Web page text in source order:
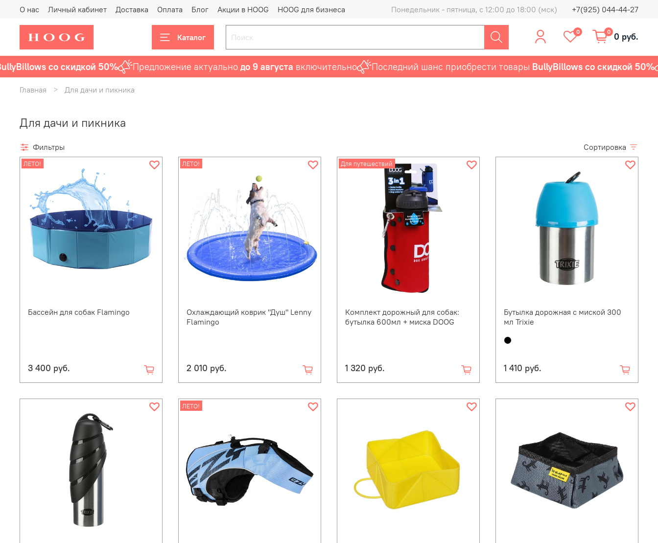
О нас Личный кабинет Доставка Оплата Блог Акции в HOOG HOOG для бизнеса Понедельник - пятница, с 12:00 до 18:00 (мск) +7(925) 044-44-27
Каталог
0 0 0 руб.
со скидкой 50% Предложение актуальнодо 9 августавключительно Последний шанс приобрести товарыBullyBillows со скидкой 50%
Главная Для дачи и пикника
Для дачи и пикника
Фильтры Сортировка
ЛЕТО!
Бассейн для собак Flamingo
3 400 руб.
ЛЕТО!
Охлаждающий коврик "Душ" Lenny
Flamingo
2 010 руб.
Для путешествий
Комплект дорожный для собак:
бутылка 600мл + миска DOOG
1 320 руб.
Бутылка дорожная с миской 300
мл Trixie
1 410 руб.
ЛЕТО!